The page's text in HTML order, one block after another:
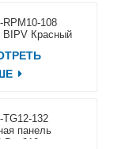
RPM10-108
BIPV Красный
TG12-132
панель